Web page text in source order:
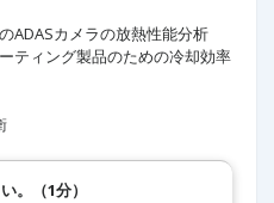
ADASカメラの放熱性能分析
ティング製品のための冷却効率
。（1分）